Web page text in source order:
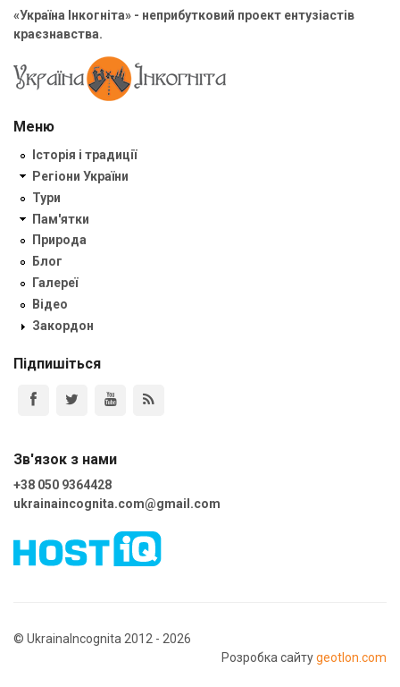
«Україна Інкогніта» - неприбутковий проект ентузіастів
краєзнавства.
Меню
Історія і традиції
Регіони України
Тури
Пам'ятки
Природа
Блог
Галереї
Відео
Закордон
Підпишіться
Зв'язок з нами
+38 050 9364428
ukrainaincognita.com@gmail.com
© UkrainaIncognita 2012 - 2026
Розробка сайтуgeotlon.com